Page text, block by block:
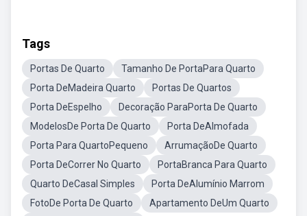
Tags
Portas De Quarto
Tamanho De PortaPara Quarto
Porta DeMadeira Quarto
Portas De Quartos
Porta DeEspelho
Decoração ParaPorta De Quarto
ModelosDe Porta De Quarto
Porta DeAlmofada
Porta Para QuartoPequeno
ArrumaçãoDe Quarto
Porta DeCorrer No Quarto
PortaBranca Para Quarto
Quarto DeCasal Simples
Porta DeAlumínio Marrom
FotoDe Porta De Quarto
Apartamento DeUm Quarto